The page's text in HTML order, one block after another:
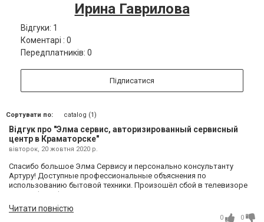
Ирина Гаврилова
Відгуки: 1
Коментарі : 0
Передплатників: 0
Підписатися
Сортувати по: catalog (1)
Відгук про "Элма сервис, авторизированный сервисный
центр в Краматорске"
вівторок, 20 жовтня 2020 р.
Спасибо большое Элма Сервису и персонально консультанту
Артуру! Доступные профессиональные объяснения по
использованию бытовой техники. Произошёл сбой в телевизоре
по телефону фактически помог исправить все за 5 минут.
Побольше бы таких квалифицированных работников. 👍. Ирина.
Краматорск
Читати повністю
0 0